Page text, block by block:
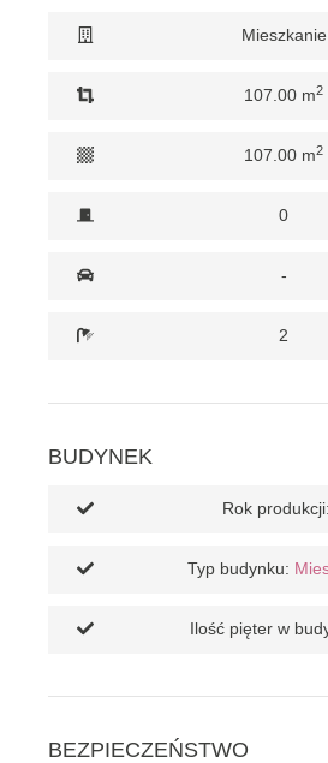
Mieszkanie
107.00 m2
107.00 m2
0
-
2
BUDYNEK
Rok produkcji:
Typ budynku:
Ilość pięter w
BEZPIECZEŃSTWO